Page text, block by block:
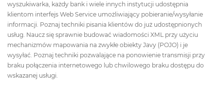
wyszukiwarka, każdy bank i wiele innych instytucji udostępnia
klientom interfejs Web Service umożliwiający pobieranie/wysyłanie
informacji. Poznaj techniki pisania klientów do już udostępnionych
usług. Naucz się sprawnie budować wiadomości XML przy użyciu
mechanizmów mapowania na zwykłe obiekty Javy (POJO) i je
wysyłać. Poznaj techniki pozwalające na ponowienie transmisji przy
braku połączenia internetowego lub chwilowego braku dostępu do
wskazanej usługi.